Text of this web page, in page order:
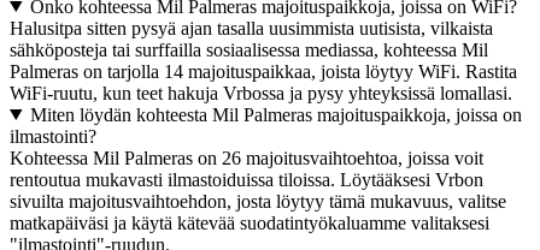
Onko kohteessa Mil Palmeras majoituspaikkoja, joissa on WiFi?
Halusitpa sitten pysyä ajan tasalla uusimmista uutisista, vilkaista
sähköposteja tai surffailla sosiaalisessa mediassa, kohteessa Mil
Palmeras on tarjolla 14 majoituspaikkaa, joista löytyy WiFi. Rastita
WiFi-ruutu, kun teet hakuja Vrbossa ja pysy yhteyksissä lomallasi.
Miten löydän kohteesta Mil Palmeras majoituspaikkoja, joissa on
ilmastointi?
Kohteessa Mil Palmeras on 26 majoitusvaihtoehtoa, joissa voit
rentoutua mukavasti ilmastoiduissa tiloissa. Löytääksesi Vrbon
sivuilta majoitusvaihtoehdon, josta löytyy tämä mukavuus, valitse
matkapäiväsi ja käytä kätevää suodatintyökaluamme valitaksesi
"ilmastointi"-ruudun.